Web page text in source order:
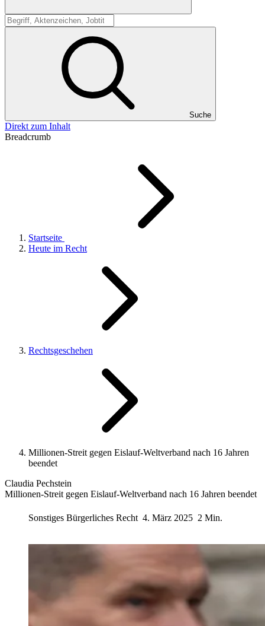
Suche
Suche
Direkt zum Inhalt
Breadcrumb
Startseite
Heute im Recht
Rechtsgeschehen
Millionen-Streit gegen Eislauf-Weltverband nach 16 Jahren
beendet
Claudia Pechstein
Millionen-Streit gegen Eislauf-Weltverband nach 16 Jahren beendet
Sonstiges Bürgerliches Recht 4. März 2025 2 Min.